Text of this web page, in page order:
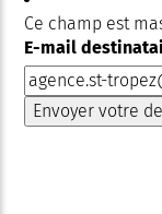
Ce champ est
E-mail